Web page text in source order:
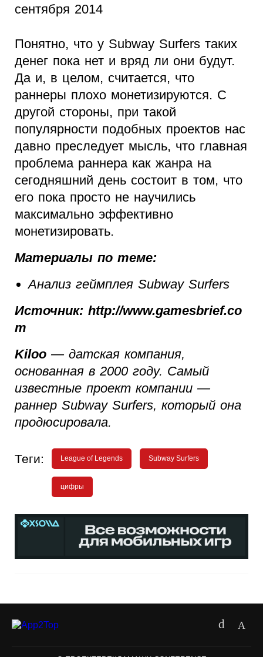
сентября 2014
Понятно, что у Subway Surfers таких
денег пока нет и вряд ли они будут.
Да и, в целом, считается, что
раннеры плохо монетизируются. С
другой стороны, при такой
популярности подобных проектов нас
давно преследует мысль, что главная
проблема раннера как жанра на
сегодняшний день состоит в том, что
его пока просто не научились
максимально эффективно
монетизировать.
Материалы по теме:
Анализ геймплея Subway Surfers
Источник: http://www.gamesbrief.co
m
Kiloo — датская компания,
основанная в 2000 году. Самый
известные проект компании —
раннер Subway Surfers, который она
продюсировала.
Теги: League of Legends Subway Surfers
цифры